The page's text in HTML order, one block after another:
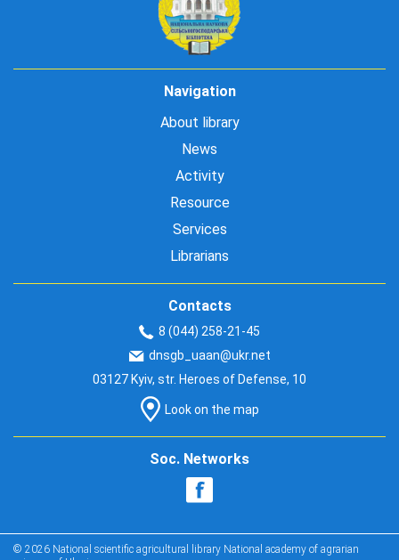
Navigation
About library
News
Activity
Resource
Services
Librarians
Contacts
8 (044) 258-21-45
dnsgb_uaan@ukr.net
03127 Kyiv, str. Heroes of Defense, 10
Look on the map
Soc. Networks
© 2026 National scientific agricultural library National academy of agrarian